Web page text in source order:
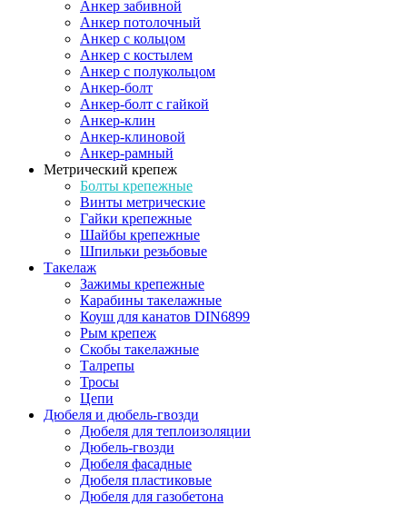
Анкер забивной
Анкер потолочный
Анкер с кольцом
Анкер с костылем
Анкер с полукольцом
Анкер-болт
Анкер-болт с гайкой
Анкер-клин
Анкер-клиновой
Анкер-рамный
Метрический крепеж
Болты крепежные
Винты метрические
Гайки крепежные
Шайбы крепежные
Шпильки резьбовые
Такелаж
Зажимы крепежные
Карабины такелажные
Коуш для канатов DIN6899
Рым крепеж
Скобы такелажные
Талрепы
Тросы
Цепи
Дюбеля и дюбель-гвозди
Дюбеля для теплоизоляции
Дюбель-гвозди
Дюбеля фасадные
Дюбеля пластиковые
Дюбеля для газобетона